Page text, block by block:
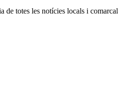
totes les notícies locals i